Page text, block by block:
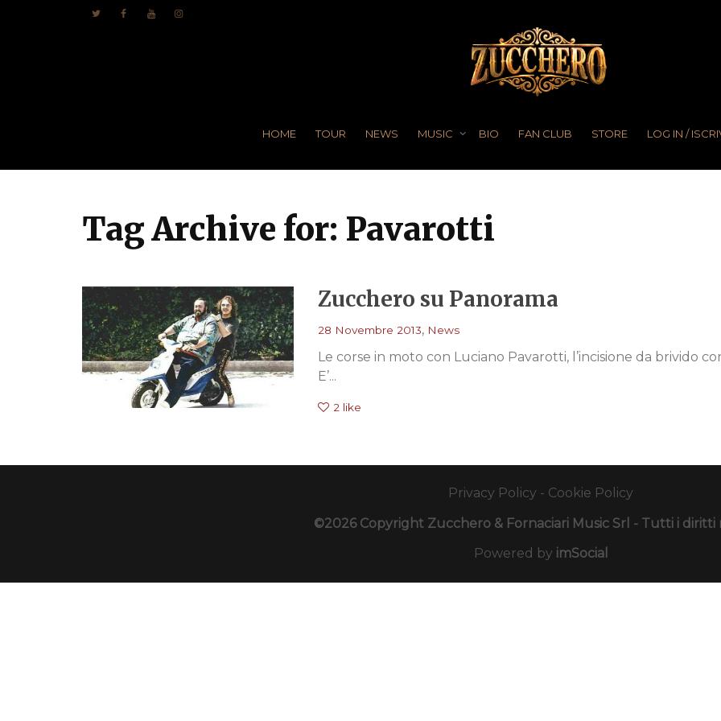
HOME TOUR NEWS MUSIC BIO FAN CLUB STORE LOG IN /
Tag Archive for: Pavarotti
Zucchero su Panorama
28 Novembre 2013, News
Le corse in moto con Luciano Pavarotti, l’incisione da brivido
E’...
2 like
Privacy Policy - Cookie Policy
©2026 Copyright Zucchero & Fornaciari Music Srl - Tutti i diritti
Powered by imSocial